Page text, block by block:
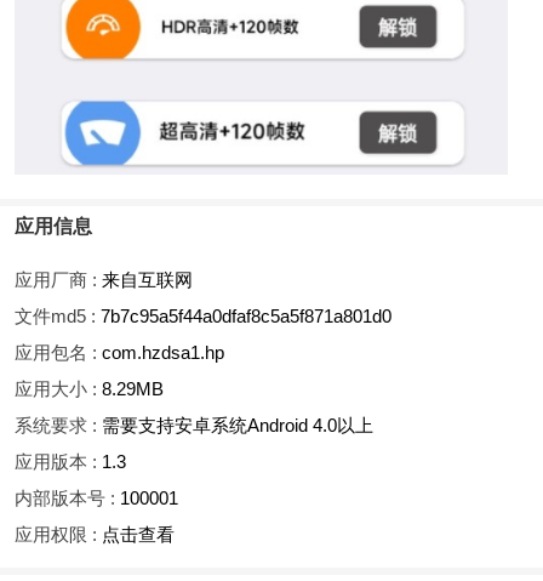
应用信息
应用厂商 : 来自互联网
文件md5 : 7b7c95a5f44a0dfaf8c5a5f871a801d0
应用包名 : com.hzdsa1.hp
应用大小 : 8.29MB
系统要求 : 需要支持安卓系统Android 4.0以上
应用版本 : 1.3
内部版本号 : 100001
应用权限 : 点击查看